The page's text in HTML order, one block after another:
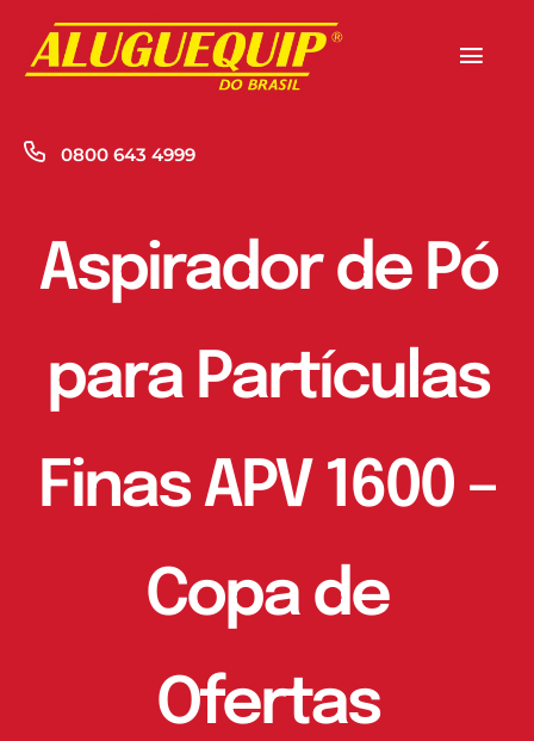
content
Empresa
Contato
0800 643 4999
Aspirador de Pó
para Partículas
Finas APV 1600 –
Copa de
Ofertas